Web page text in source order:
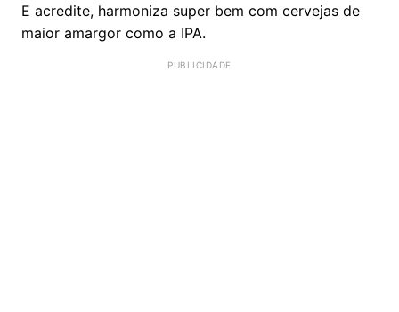
E acredite, harmoniza super bem com cervejas de
maior amargor como a IPA.